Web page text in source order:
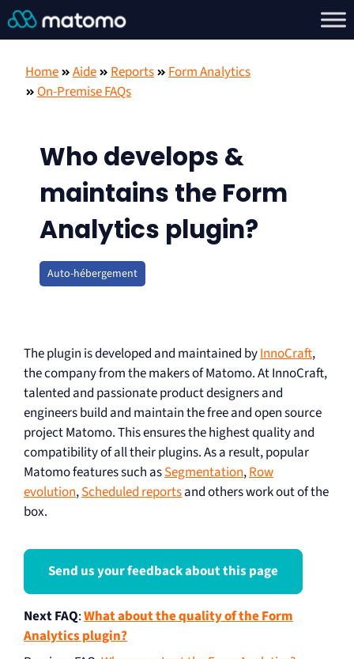
Home Aide Reports
Form Analytics
On-Premise FAQs
Who develops &
maintains the Form
Analytics plugin?
Auto-hébergement
The plugin is developed and maintained byInnoCraft,
the company from the makers of Matomo. At InnoCraft,
talented and passionate product designers and
engineers build and maintain the free and open source
project Matomo. This ensures the highest quality and
compatibility of all their plugins. As a result, popular
Matomo features such asSegmentation,Row
evolution,Scheduled reportsand others work out of the
box.
Send us your feedback about this page
Next FAQ:What about the quality of the Form
Analytics plugin?